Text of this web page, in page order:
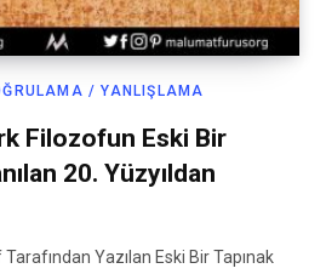
/ YANLIŞLAMA
Filozofun Eski Bir
20. Yüzyıldan
Yazılan Eski Bir Tapınak